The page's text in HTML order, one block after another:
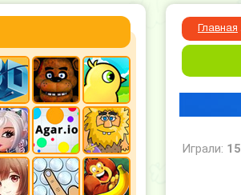
Главная
Играли: